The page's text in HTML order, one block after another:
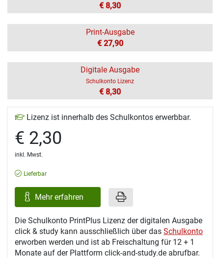
€ 8,30
Print-Ausgabe
€ 27,90
Digitale Ausgabe
Schulkonto Lizenz
€ 8,30
Lizenz ist innerhalb des Schulkontos erwerbbar.
€ 2,30
inkl. Mwst.
Lieferbar
Mehr erfahren
Die Schulkonto PrintPlus Lizenz der digitalen Ausgabe
click & study kann ausschließlich über das Schulkonto
erworben werden und ist ab Freischaltung für 12 + 1
Monate auf der Plattform click-and-study.de abrufbar.